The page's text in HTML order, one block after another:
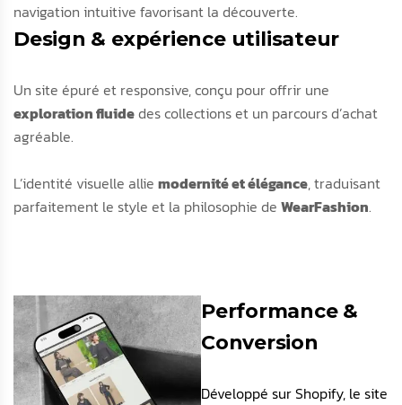
navigation intuitive favorisant la découverte.
Design & expérience utilisateur
Un site épuré et responsive, conçu pour offrir une
exploration fluidedes collections et un parcours d’achat
agréable.
L’identité visuelle allie modernité et élégance, traduisant
parfaitement le style et la philosophie de WearFashion.
Performance &
Conversion
Développé sur Shopify, le site